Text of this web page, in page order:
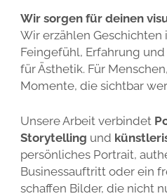
Wir sorgen für deinen
Wir erzählen Geschichten
Feingefühl, Erfahrung
für Ästhetik. Für
Momente, die sichtbar
Unsere Arbeit verbindet
Storytelling und
persönliches Portrait,
Businessauftritt oder ein
schaffen Bilder, die nicht